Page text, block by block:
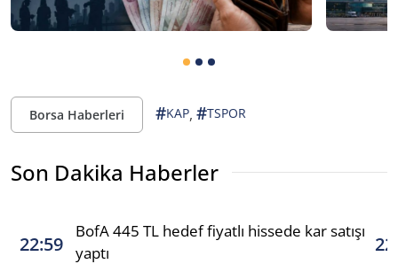
Borsa Haberleri #KAP, #TSPOR
Son Dakika Haberler
22:59
BofA 445 TL hedef fiyatlı hissede kar satışı
yaptı